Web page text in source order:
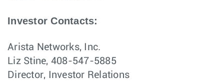
Investor Contacts:
Arista Networks, Inc.
Liz Stine, 408-547-5885
Director, Investor Relations